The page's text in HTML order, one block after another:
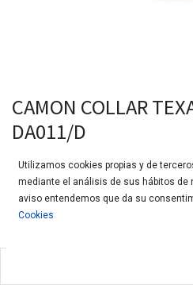
CAMON COLLAR
DA011/D
Collar modelo "Texas" con adornos
Utilizamos cookies propias y de
mediante el análisis de sus hábitos de
aviso entendemos que da su
Cookies